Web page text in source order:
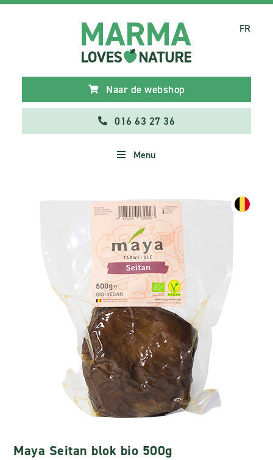
Naar de webshop
016 63 27 36
Menu
FR
Maya Seitan blok bio 500g